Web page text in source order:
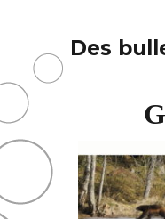
Des